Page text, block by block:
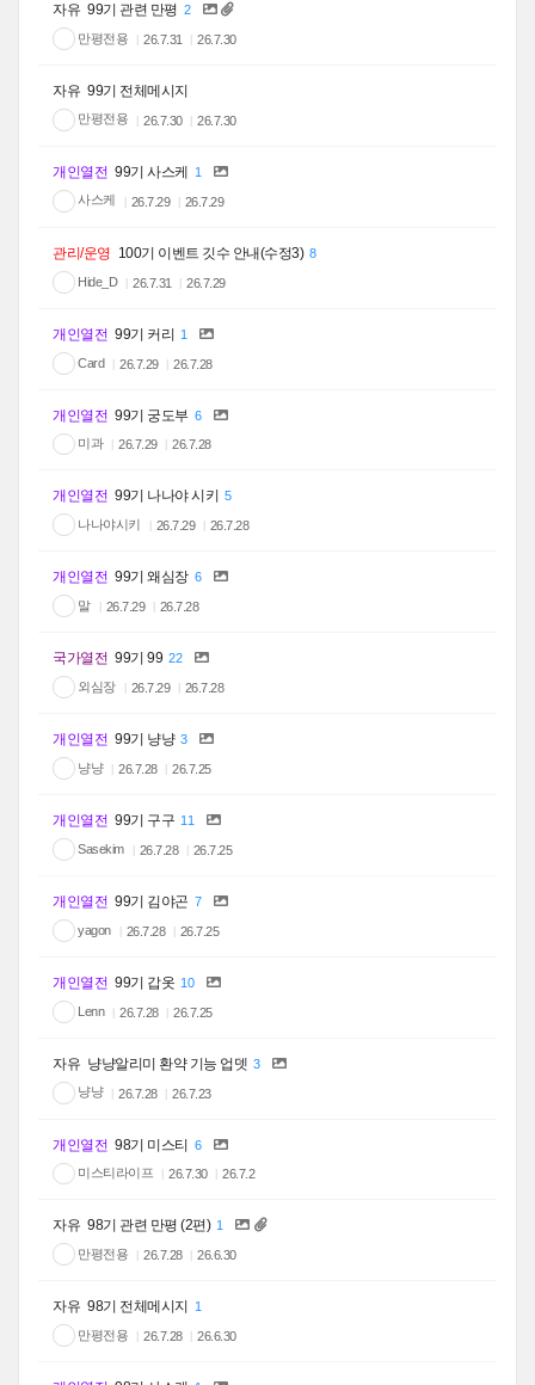
자유 99기 관련 만평 2
만평전용
26.7.31 26.7.30
자유 99기 전체메시지
만평전용 26.7.30 26.7.30
개인열전 99기 사스케 1
사스케
26.7.29 26.7.29
관리/운영 100기 이벤트 깃수 안내(수정3) 8
Hide_D 26.7.31 26.7.29
개인열전 99기 커리 1
Card 26.7.29 26.7.28
개인열전 99기 궁도부 6
미과
26.7.29 26.7.28
개인열전 99기 나나야 시키
5
나나야시키
26.7.29 26.7.28
개인열전 99기 왜심장 6
말
26.7.29 26.7.28
국가열전 99기 99 22
외심장
26.7.29 26.7.28
개인열전 99기 냥냥 3
냥냥
26.7.28 26.7.25
개인열전 99기 구구 11
Sasekim 26.7.28 26.7.25
개인열전 99기 김야곤 7
yagon 26.7.28 26.7.25
개인열전 99기 갑옷 10
Lenn 26.7.28 26.7.25
자유 냥냥알리미 환약 기능 업뎃 3
냥냥
26.7.28 26.7.23
개인열전 98기 미스티 6
미스티라이프
26.7.30 26.7.2
자유 98기 관련 만평 (2편) 1
만평전용
26.7.28 26.6.30
자유 98기 전체메시지
1
만평전용
26.7.28 26.6.30